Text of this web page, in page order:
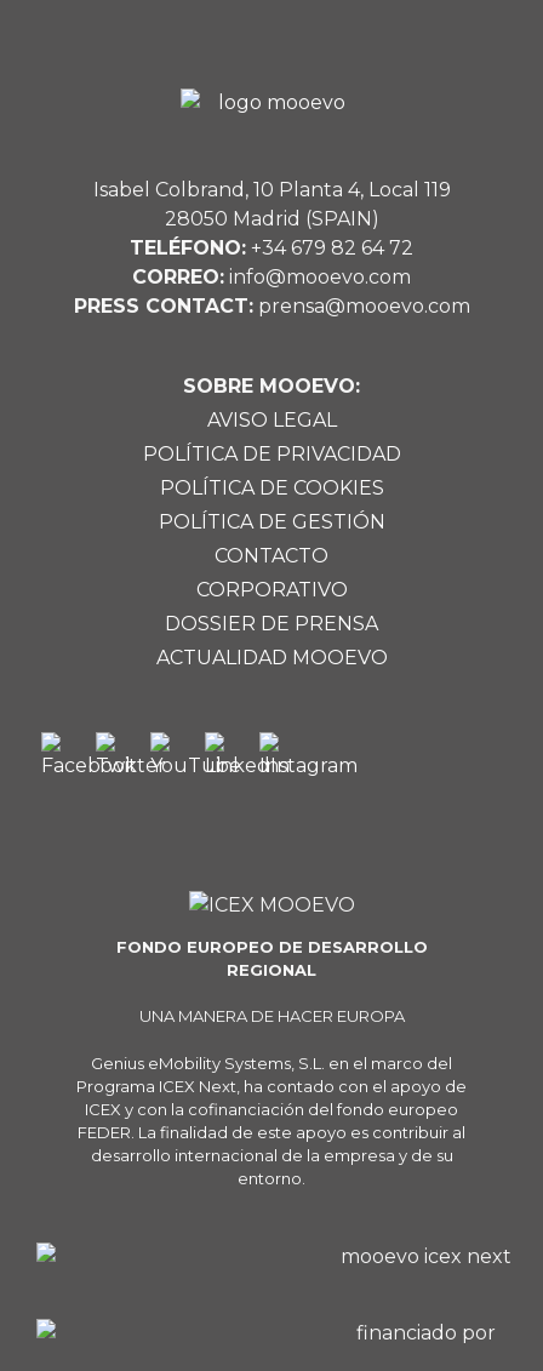
Isabel Colbrand, 10 Planta 4, Local 119
28050 Madrid (SPAIN)
TELÉFONO: +34 679 82 64 72
CORREO: info@mooevo.com
PRESS CONTACT:prensa@mooevo.com
SOBRE MOOEVO:
AVISO LEGAL
POLÍTICA DE PRIVACIDAD
POLÍTICA DE COOKIES
POLÍTICA DE GESTIÓN
CONTACTO
CORPORATIVO
DOSSIER DE PRENSA
ACTUALIDAD MOOEVO
FONDO EUROPEO DE DESARROLLO
REGIONAL
UNA MANERA DE HACER EUROPA
Genius eMobility Systems, S.L. en el marco del
Programa ICEX Next, ha contado con el apoyo de
ICEX y con la cofinanciación del fondo europeo
FEDER. La finalidad de este apoyo es contribuir al
desarrollo internacional de la empresa y de su
entorno.